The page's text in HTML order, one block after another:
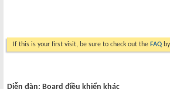
If this is your first visit, be sure to check out the FAQ
Diễn đàn: Board điều khiển khác